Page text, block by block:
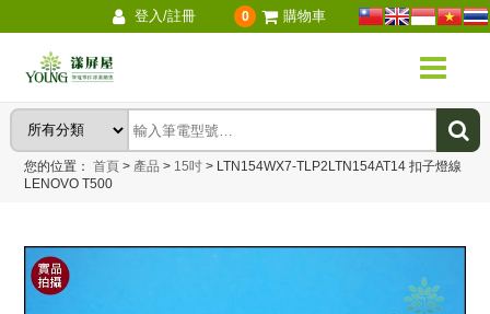
登入/註冊 0 購物車
您的位置：首頁 > 產品 > 15吋 > LTN154WX7-TLP2LTN154AT14 扣子燈線
LENOVO T500